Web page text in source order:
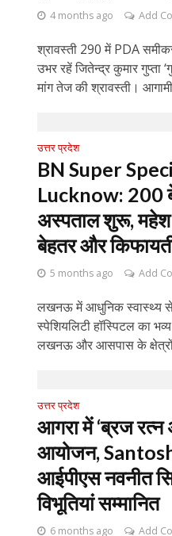
4 months ago Add
श्रावस्ती 290 में PDA
उभर रहें जितेन्द्र कुमार गुप्ता
मांग तेज की श्रावस्ती।
उत्तर प्रदेश
BN Super
Lucknow: 200
अस्पताल शुरू,
बेहतर और
5 months ago Add
लखनऊ में आधुनिक स्वास्थ्य
स्पेशियलिटी हॉस्पिटल का
लखनऊ और आसपास के क्षेत्रों
उत्तर प्रदेश
आगरा में ‘ब्रज रत्न
आयोजन,
आईपीएस नवनीत
विभूतियां सम्मानित
6 months ago Add